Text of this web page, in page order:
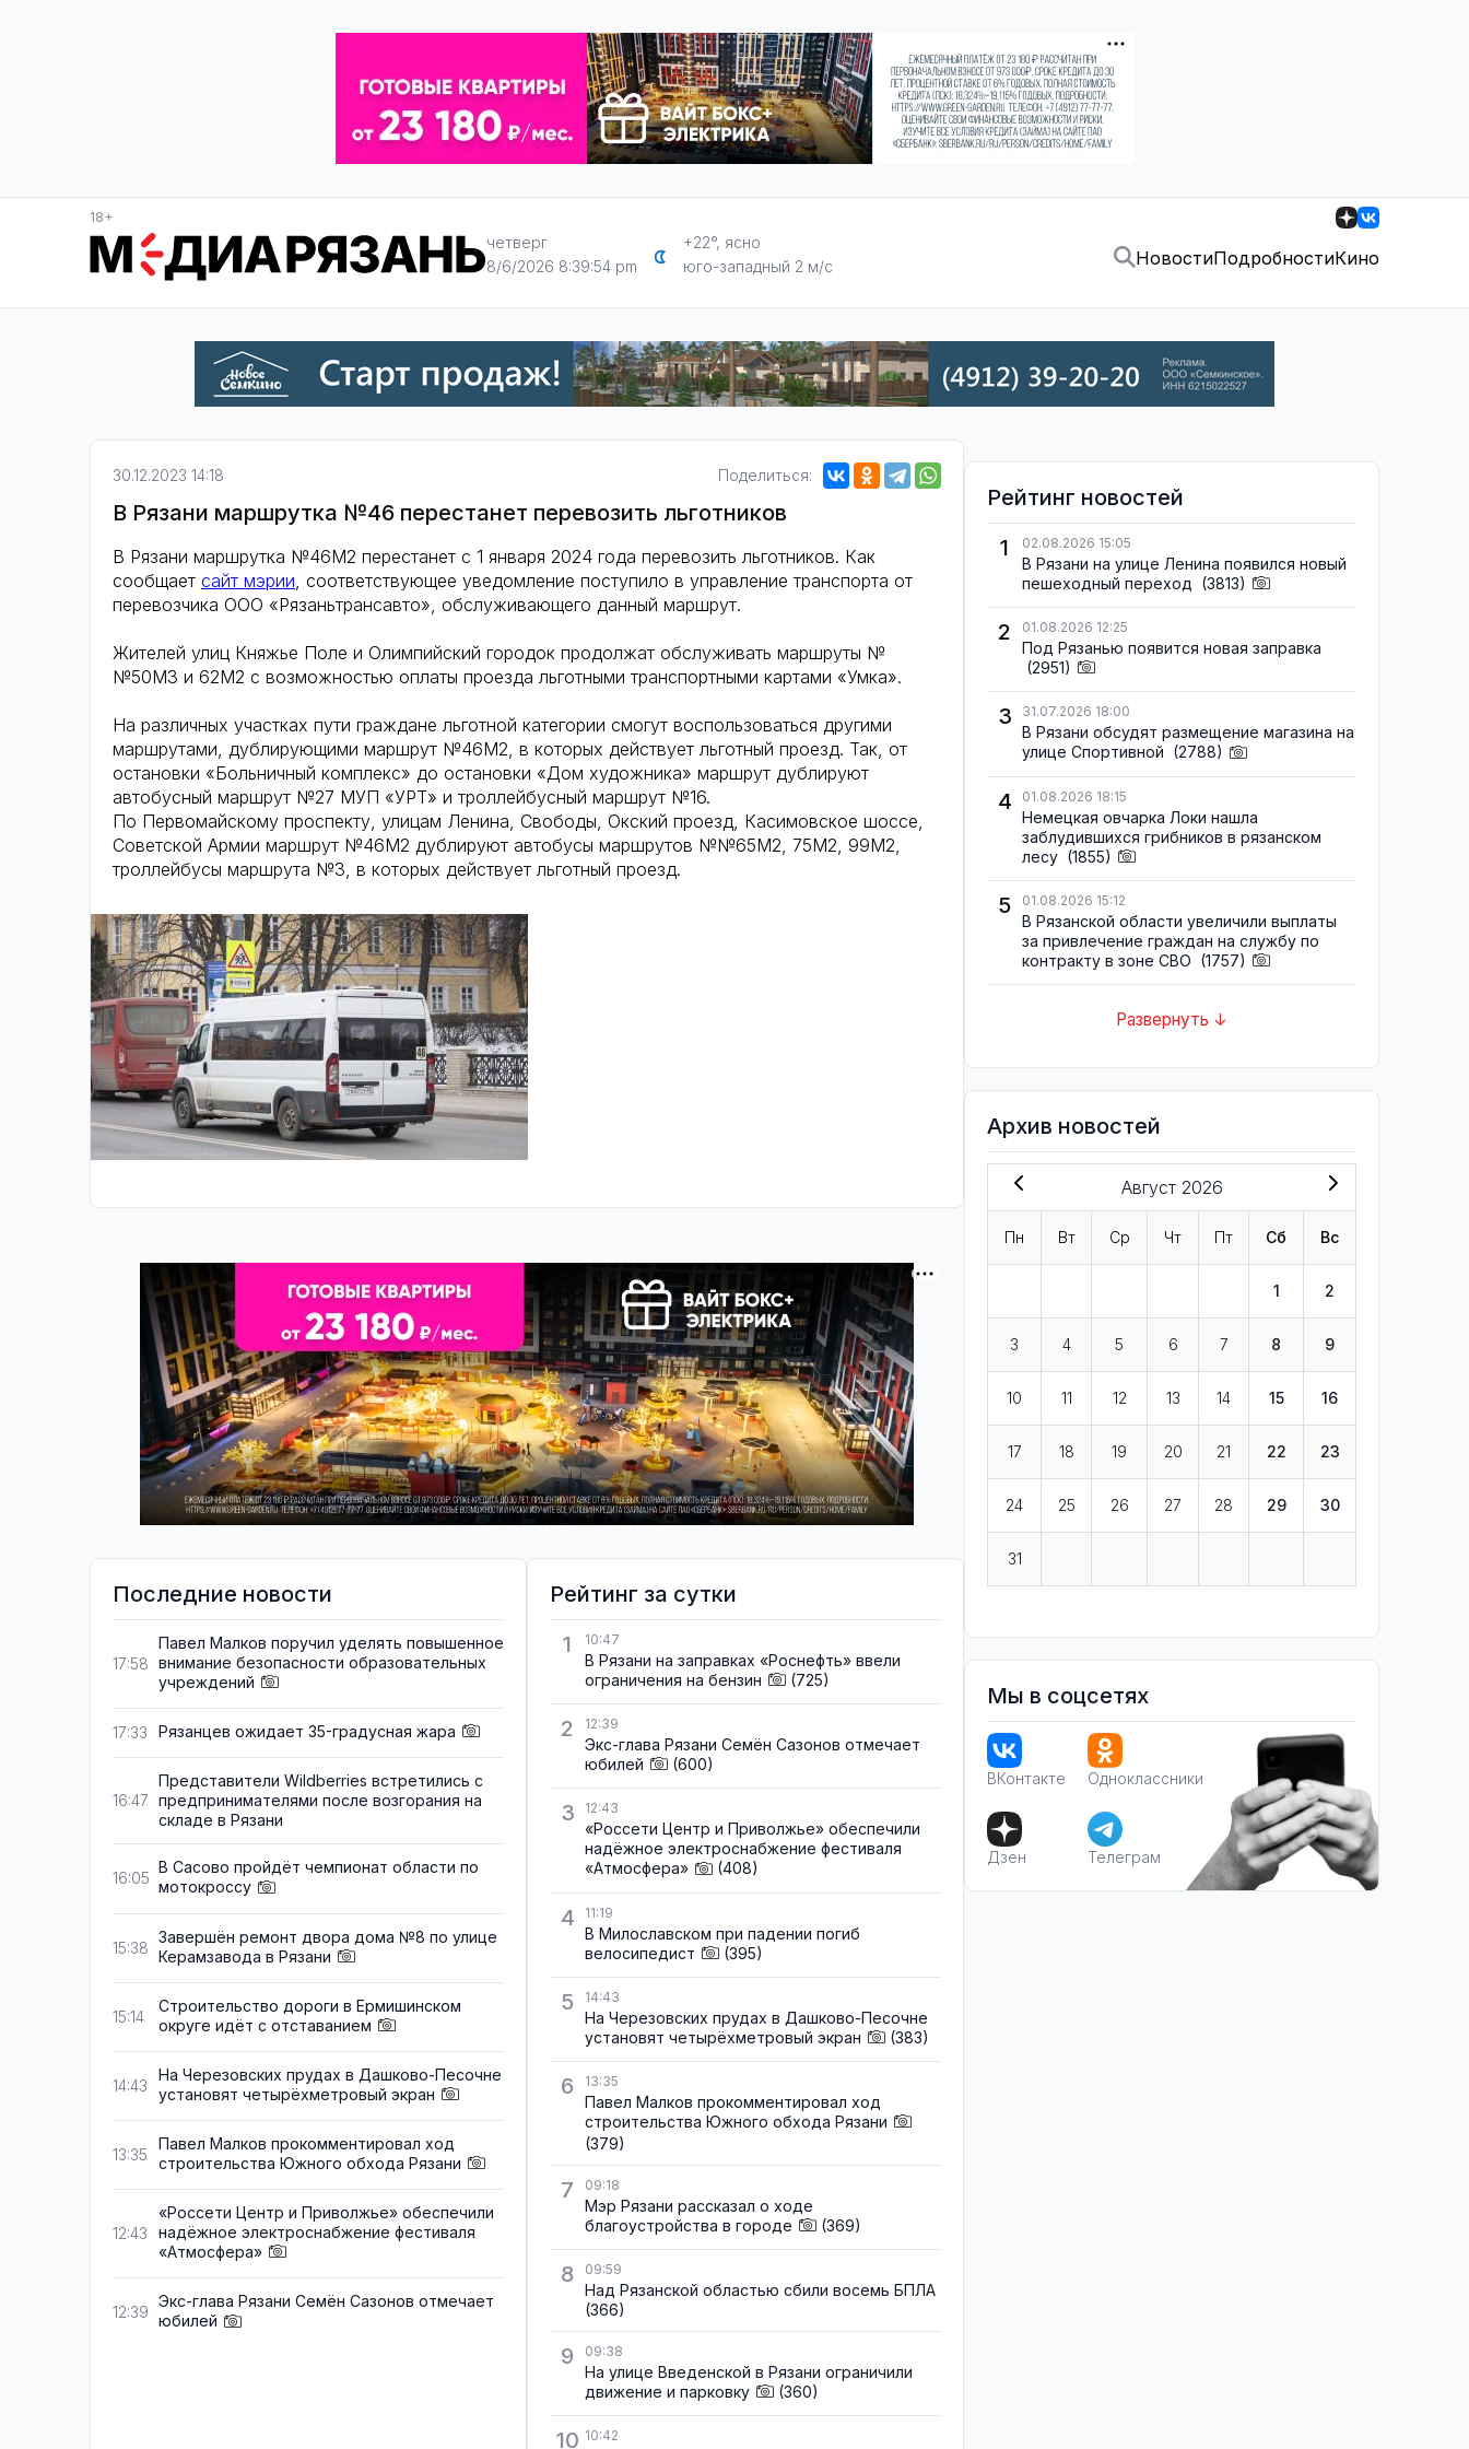
18+
четверг
8/6/2026 8:39:55 pm
+22°, ясно
юго-западный 2 м/с
НовостиПодробностиКино
30.12.2023 14:18 Поделиться:
В Рязани маршрутка №46 перестанет перевозить льготников
В Рязани маршрутка №46M2 перестанет с 1 января 2024 года перевозить льготников. Как
сообщает сайт мэрии, соответствующее уведомление поступило в управление транспорта от
перевозчика ООО «Рязаньтрансавто», обслуживающего данный маршрут.
Жителей улиц Княжье Поле и Олимпийский городок продолжат обслуживать маршруты №
№50M3 и 62M2 с возможностью оплаты проезда льготными транспортными картами «Умка».
На различных участках пути граждане льготной категории смогут воспользоваться другими
маршрутами, дублирующими маршрут №46M2, в которых действует льготный проезд. Так, от
остановки «Больничный комплекс» до остановки «Дом художника» маршрут дублируют
автобусный маршрут №27 МУП «УРТ» и троллейбусный маршрут №16.
По Первомайскому проспекту, улицам Ленина, Свободы, Окский проезд, Касимовское шоссе,
Советской Армии маршрут №46M2 дублируют автобусы маршрутов №№65M2, 75M2, 99M2,
троллейбусы маршрута №3, в которых действует льготный проезд.
Последние новости
17:58
Павел Малков поручил уделять повышенное
внимание безопасности образовательных
учреждений
17:33 Рязанцев ожидает 35-градусная жара
16:47
Представители Wildberries встретились с
предпринимателями после возгорания на
складе в Рязани
16:05
В Сасово пройдёт чемпионат области по
мотокроссу
15:38
Завершён ремонт двора дома №8 по улице
Керамзавода в Рязани
15:14
Строительство дороги в Ермишинском
округе идёт с отставанием
14:43
На Черезовских прудах в Дашково-Песочне
установят четырёхметровый экран
13:35
Павел Малков прокомментировал ход
строительства Южного обхода Рязани
12:43
«Россети Центр и Приволжье» обеспечили
надёжное электроснабжение фестиваля
«Атмосфера»
12:39
Экс-глава Рязани Семён Сазонов отмечает
юбилей
Рейтинг за сутки
1
10:47
В Рязани на заправках «Роснефть» ввели
ограничения на бензин
(725)
2 12:39
Экс-глава Рязани Семён Сазонов отмечает
юбилей
(600)
3 12:43
«Россети Центр и Приволжье» обеспечили
надёжное электроснабжение фестиваля
«Атмосфера»
(408)
4 11:19
В Милославском при падении погиб
велосипедист
(395)
5 14:43
На Черезовских прудах в Дашково-Песочне
установят четырёхметровый экран
(383)
6 13:35
Павел Малков прокомментировал ход
строительства Южного обхода Рязани
(379)
7 09:18
Мэр Рязани рассказал о ходе
благоустройства в городе
(369)
8 09:59
Над Рязанской областью сбили восемь БПЛА
(366)
9 09:38
На улице Введенской в Рязани ограничили
движение и парковку
(360)
10 10:42
Рейтинг новостей
1
02.08.2026 15:05
В Рязани на улице Ленина появился новый
пешеходный переход (3813)
2 01.08.2026 12:25
Под Рязанью появится новая заправка
(2951)
3 31.07.2026 18:00
В Рязани обсудят размещение магазина на
улице Спортивной (2788)
4 01.08.2026 18:15
Немецкая овчарка Локи нашла
заблудившихся грибников в рязанском
лесу (1855)
5 01.08.2026 15:12
В Рязанской области увеличили выплаты
за привлечение граждан на службу по
контракту в зоне СВО (1757)
Развернуть ↓
Архив новостей
Август 2026
Пн Вт Ср Чт Пт Сб Вс
1 2
3 4 5 6 7 8 9
10 11 12 13 14 15 16
17 18 19 20 21 22 23
24 25 26 27 28 29 30
31
Мы в соцсетях
ВКонтакте Одноклассники
Дзен Телеграм